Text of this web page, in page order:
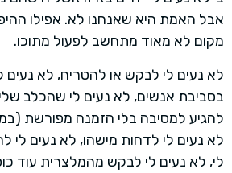
אבל האמת היא שאנחנו לא. אפילו
מקום לא מאוד מתחשב לפעול מתוכו.
לא נעים לי לבקש או להטריח, לא
בסביבת אנשים, לא נעים לי שהכלב
להגיע למסיבה בלי הזמנה מפורשת
לא נעים לי לדחות מישהו, לא נעים לי
לי, לא נעים לי לבקש מהמלצרית עוד